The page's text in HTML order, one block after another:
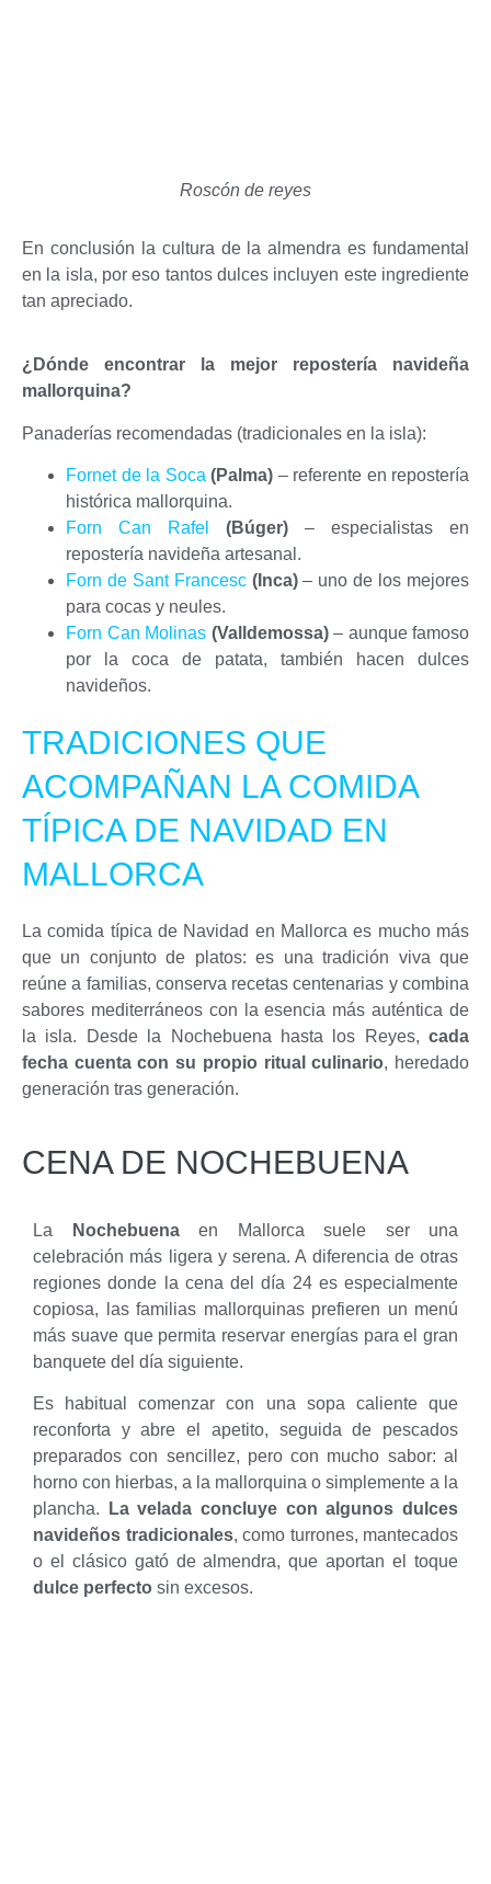
Roscón de reyes
En conclusión la cultura de la almendra es fundamental
en la isla, por eso tantos dulces incluyen este ingrediente
tan apreciado.
¿Dónde encontrar la mejor repostería navideña
mallorquina?
Panaderías recomendadas (tradicionales en la isla):
Fornet de la Soca (Palma) – referente en repostería
histórica mallorquina.
Forn Can Rafel
(Búger) – especialistas en
repostería navideña artesanal.
Forn de Sant Francesc(Inca)– uno de los mejores
para cocas y neules.
Forn Can Molinas (Valldemossa)– aunque famoso
por la coca de patata, también hacen dulces
navideños.
TRADICIONES QUE
ACOMPAÑAN LA COMIDA
TÍPICA DE NAVIDAD EN
MALLORCA
La comida típica de Navidad en Mallorca es mucho más
que un conjunto de platos: es una tradición viva que
reúne a familias, conserva recetas centenarias y combina
sabores mediterráneos con la esencia más auténtica de
la isla. Desde la Nochebuena hasta los Reyes, cada
fecha cuenta con su propio ritual culinario, heredado
generación tras generación.
CENA DE NOCHEBUENA
La Nochebuenaen Mallorca suele ser una
celebración más ligera y serena. A diferencia de otras
regiones donde la cena del día 24 es especialmente
copiosa, las familias mallorquinas prefieren un menú
más suave que permita reservar energías para el gran
banquete del día siguiente.
Es habitual comenzar con una sopa caliente que
reconforta y abre el apetito, seguida de pescados
preparados con sencillez, pero con mucho sabor: al
horno con hierbas, a la mallorquina o simplemente a la
plancha.
La velada concluye con algunos dulces
navideños tradicionales, como turrones, mantecados
o el clásico gató de almendra, que aportan el toque
dulce perfecto sin excesos.